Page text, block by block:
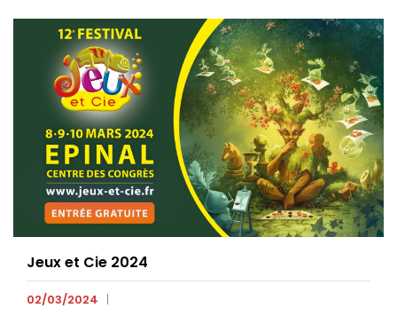
Jeux et Cie 2024
02/03/2024